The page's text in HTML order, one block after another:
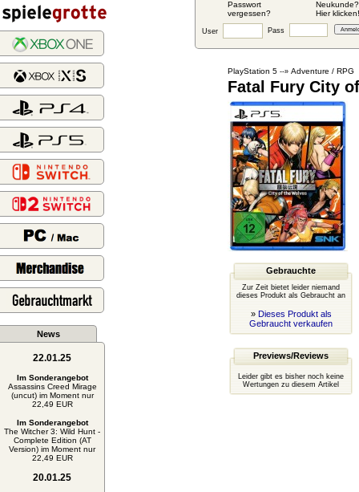
Passwort
vergessen?
Neukunde?
Hier klicken!
User Pass
News
22.01.25
Im Sonderangebot
Assassins Creed Mirage
(uncut) im Moment nur
22,49 EUR
Im Sonderangebot
The Witcher 3: Wild Hunt -
Complete Edition (AT
Version) im Moment nur
22,49 EUR
20.01.25
PlayStation 5 --» Adventure / RPG
Fatal Fury City
Gebrauchte
Zur Zeit bietet leider niemand
dieses Produkt als Gebraucht an
» Dieses Produkt als
Gebraucht verkaufen
Previews/Reviews
Leider gibt es bisher noch keine
Wertungen zu diesem Artikel